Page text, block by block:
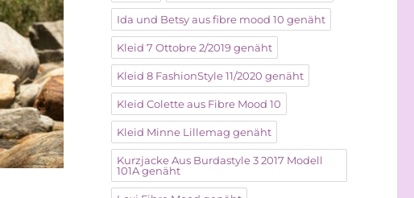
Ida und Betsy aus fibre mood 10 genäht
Kleid 7 Ottobre 2/2019 genäht
Kleid 8 FashionStyle 11/2020 genäht
Kleid Colette aus Fibre Mood 10
Kleid Minne Lillemag genäht
Kurzjacke Aus Burdastyle 3 2017 Modell
101A genäht